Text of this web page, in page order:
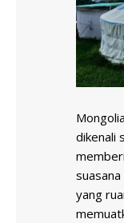
dikenali
yang